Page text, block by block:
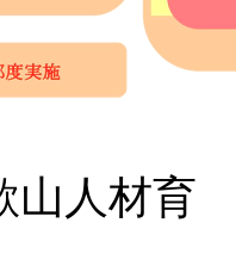
山人材育